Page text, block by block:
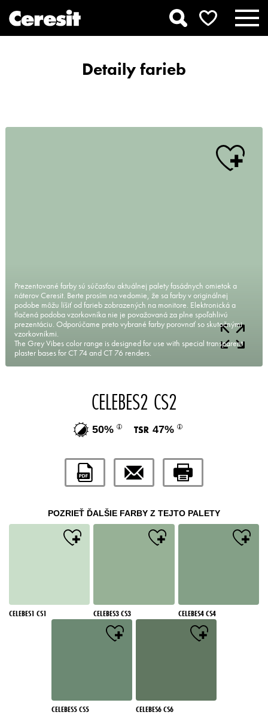
Detaily farieb
Prezentované farby sú súčasťou aktuálnej palety fasádnych omietok a
náterov Ceresit. Berte prosím na vedomie, že sa farby v originálnej
podobe môžu líšiť od farieb zobrazených na monitore. Elektronická a
tlačená podoba vzorkovníka nie je považovaná za plne spoľahlivú
prezentáciu. Odporúčame preto vybrané farby porovnať so skutočnými
vzorkovníkmi.
The Grey Vibes color range is designed for use with special transparent
plaster bases for CT 74 and CT 76 renders.
CELEBES2 CS2
50% 47%
POZRIEŤ ĎALŠIE FARBY Z TEJTO PALETY
CELEBES1 CS1 CELEBES3 CS3 CELEBES4 CS4
CELEBES5 CS5 CELEBES6 CS6